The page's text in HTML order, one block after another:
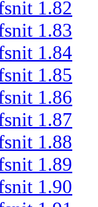
1.82
1.83
1.84
1.85
1.86
1.87
1.88
1.89
1.90